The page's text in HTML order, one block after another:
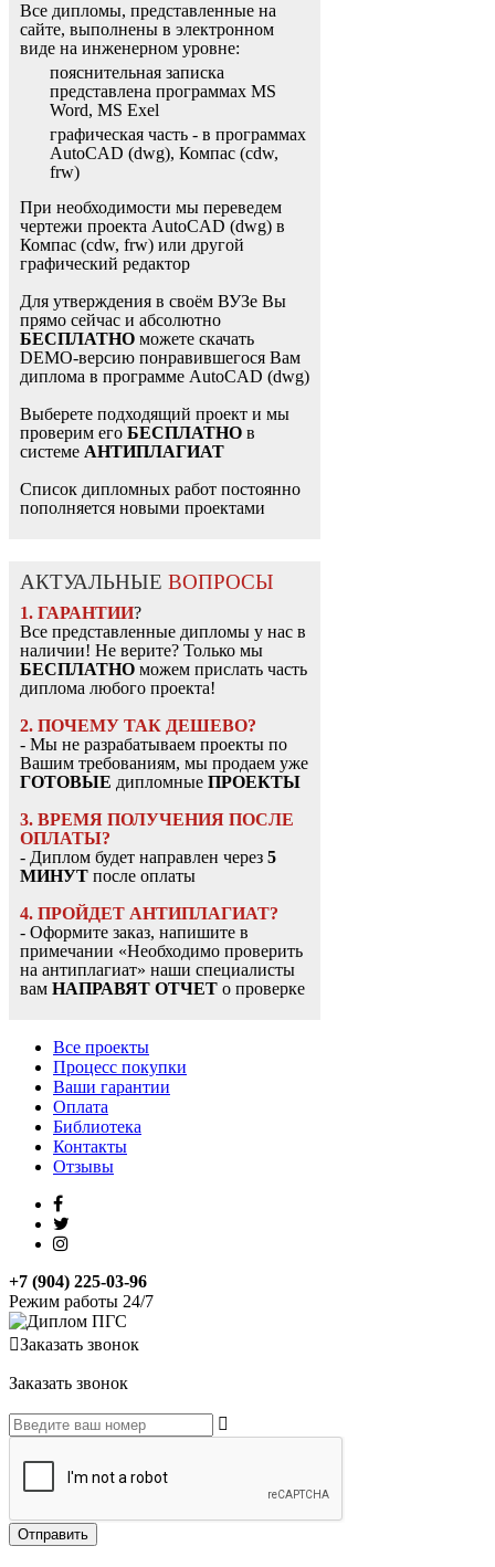
Все дипломы, представленные на
сайте, выполнены в электронном
виде на инженерном уровне:
пояснительная записка
представлена программах MS
Word, MS Exel
графическая часть - в программах
AutoCAD (dwg), Компас (cdw,
frw)
При необходимости мы переведем
чертежи проекта AutoCAD (dwg) в
Компас (cdw, frw) или другой
графический редактор
Для утверждения в своём ВУЗе Вы
прямо сейчас и абсолютно
БЕСПЛАТНО можете скачать
DEMO-версию понравившегося Вам
диплома в программе AutoCAD (dwg)
Выберете подходящий проект и мы
проверим его БЕСПЛАТНО в
системе АНТИПЛАГИАТ
Список дипломных работ постоянно
пополняется новыми проектами
АКТУАЛЬНЫЕ ВОПРОСЫ
1. ГАРАНТИИ?
Все представленные дипломы у нас в
наличии! Не верите? Только мы
БЕСПЛАТНО можем прислать часть
диплома любого проекта!
2. ПОЧЕМУ ТАК ДЕШЕВО?
- Мы не разрабатываем проекты по
Вашим требованиям, мы продаем уже
ГОТОВЫЕ дипломные ПРОЕКТЫ
3. ВРЕМЯ ПОЛУЧЕНИЯ ПОСЛЕ
ОПЛАТЫ?
- Диплом будет направлен через 5
МИНУТ после оплаты
4. ПРОЙДЕТ АНТИПЛАГИАТ?
- Оформите заказ, напишите в
примечании «Необходимо проверить
на антиплагиат» наши специалисты
вам НАПРАВЯТ ОТЧЕТ о проверке
Все проекты
Процесс покупки
Ваши гарантии
Оплата
Библиотека
Контакты
Отзывы
+7 (904) 225-03-96
Режим работы 24/7
Заказать звонок
Заказать звонок